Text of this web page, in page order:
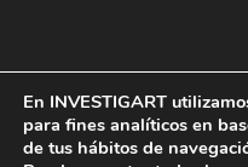
Política de Privacidad|
Investigart Copyright ©
En INVESTIGART
para fines analíticos en
de tus hábitos de